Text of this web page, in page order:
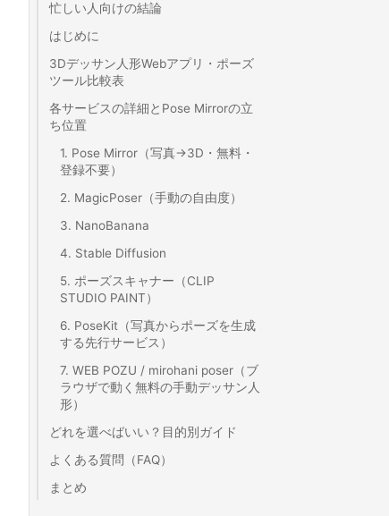
忙しい人向けの結論
はじめに
3Dデッサン人形Webアプリ・ポーズ
ツール比較表
各サービスの詳細とPose Mirrorの立
ち位置
1. Pose Mirror（写真→3D・無料・
登録不要）
2. MagicPoser（手動の自由度）
3. NanoBanana
4. Stable Diffusion
5. ポーズスキャナー（CLIP
STUDIO PAINT）
6. PoseKit（写真からポーズを生成
する先行サービス）
7. WEB POZU / mirohani poser（ブ
ラウザで動く無料の手動デッサン人
形）
どれを選べばいい？目的別ガイド
よくある質問（FAQ）
まとめ